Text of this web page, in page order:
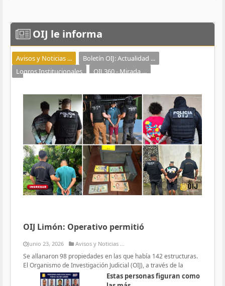
OIJ le informa
Avisos y Noticias ...
Boletín OIJ: Actualidad ...
Logros Institucionales
OIJ 360 - Mirada ...
OIJ Limón: Operativo permitió
Junio 23, 2026 Avisos y Noticias ...
Se allanaron 98 propiedades en las que había 142 estructuras.
El Organismo de Investigación Judicial (OIJ), a través de la
Estas personas figuran como